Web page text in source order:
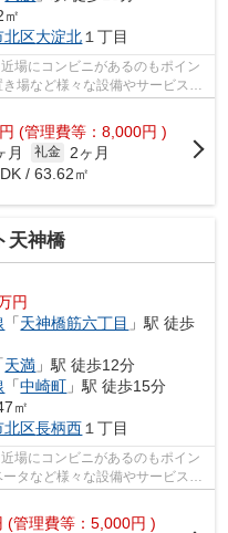
北区大淀北１丁目
場にコンビニがあるのもポイン
場など様々な設備やサービスが
円 (管理費等：8,000円 )
月 礼金
2ヶ月
/ 63.62㎡
天神橋
円
「天神橋筋六丁目 」駅 徒歩
天満 」駅 徒歩12分
「中崎町 」駅 徒歩15分
㎡
北区長柄西 １丁目
場にコンビニがあるのもポイン
タなど様々な設備やサービスが
(管理費等：5,000円 )